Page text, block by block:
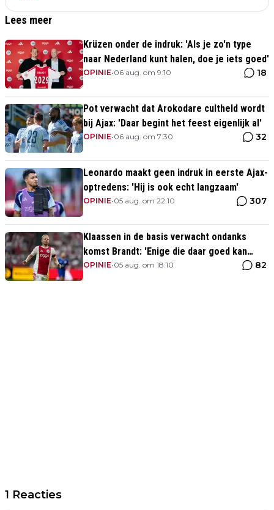
Lees meer
Krüzen onder de indruk: 'Als je zo'n type
naar Nederland kunt halen, doe je iets goed'
OPINIE•06 aug. om 9:10 18
Pot verwacht dat Arokodare cultheld wordt
bij Ajax: 'Daar begint het feest eigenlijk al'
OPINIE•06 aug. om 7:30 32
Leonardo maakt geen indruk in eerste Ajax-
optredens: 'Hij is ook echt langzaam'
OPINIE•05 aug. om 22:10 307
Klaassen in de basis verwacht ondanks
komst Brandt: 'Enige die daar goed kan
spelen'
OPINIE•05 aug. om 18:10 82
1 Reacties